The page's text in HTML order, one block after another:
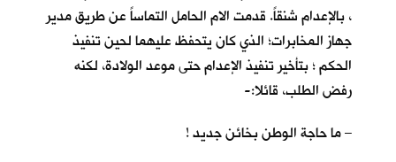
، بالإعدام شنقاً. قدمت الام الحامل التماساً عن طريق مدير
جهاز المخابرات؛ الذي كان يتحفظ عليهما لحين تنفيذ
الحكم ؛ بتأخير تنفيذ الإعدام حتى موعد الولادة، لكنه
رفض الطلب، قائلا:-
– ما حاجة الوطن بخائن جديد !